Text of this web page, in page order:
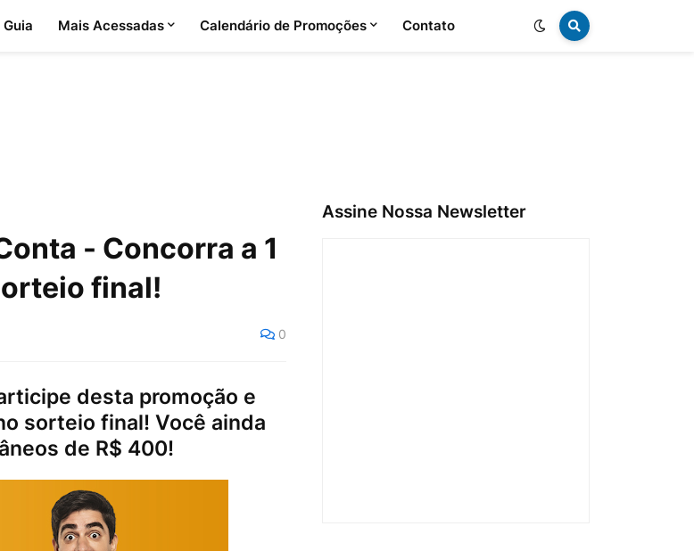
Mais Acessadas Calendário de Promoções Contato
- Concorra a 1
final!
0
desta promoção e
sorteio final! Você ainda
de R$ 400!
Assine Nossa Newsletter